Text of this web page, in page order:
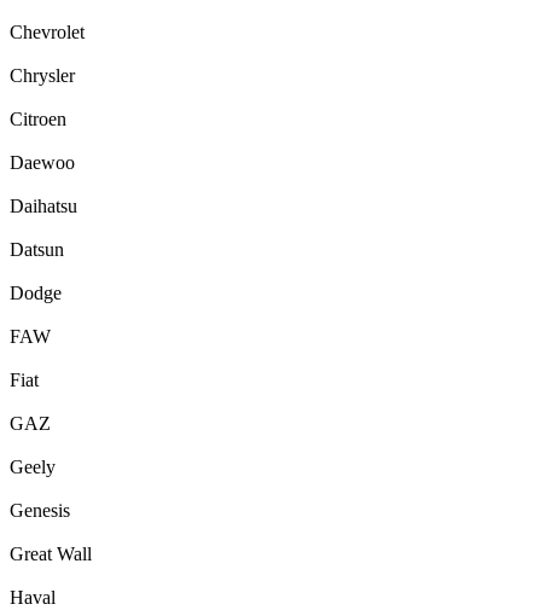
Chevrolet
Chrysler
Citroen
Daewoo
Daihatsu
Datsun
Dodge
FAW
Fiat
GAZ
Geely
Genesis
Great Wall
Haval